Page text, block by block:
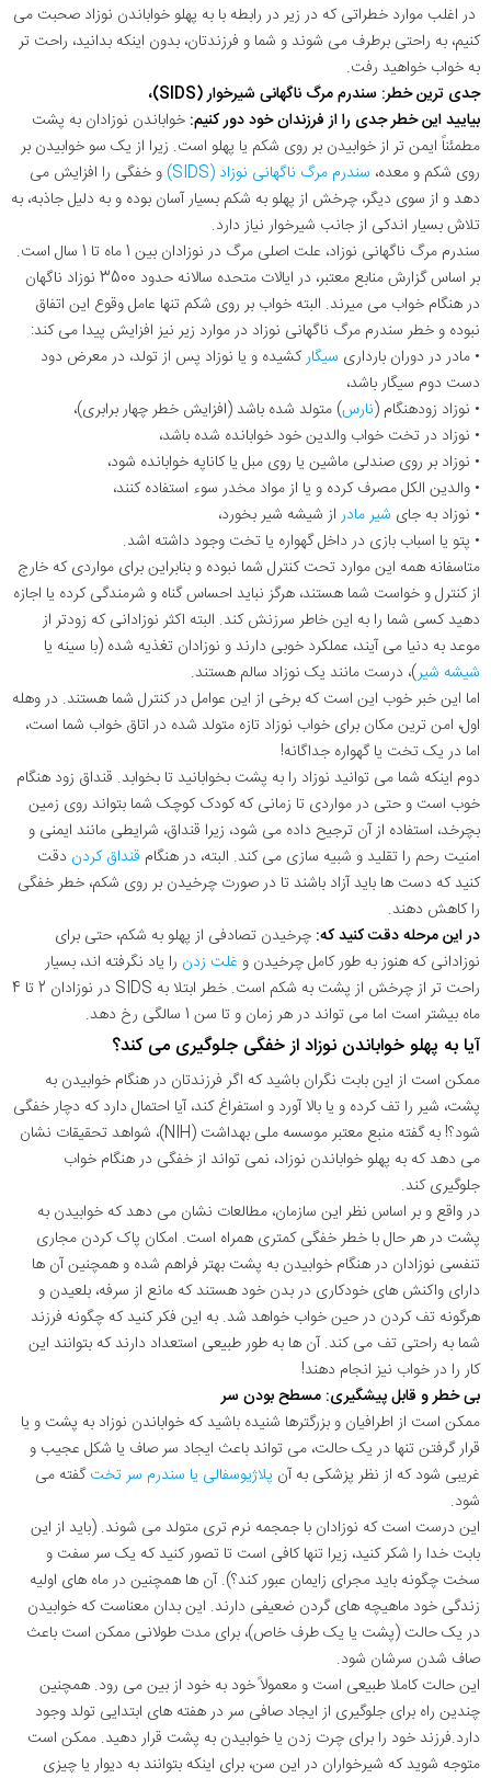
در اغلب موارد خطراتی که در زیر در رابطه با به پهلو خواباندن نوزاد صحبت می
کنیم، به راحتی برطرف می شوند و شما و فرزندتان، بدون اینکه بدانید، راحت تر
به خواب خواهید رفت.
جدی ترین خطر: سندرم مرگ ناگهانی شیرخوار (SIDS)،
بیایید این خطر جدی را از فرزندان خود دور کنیم: خواباندن نوزادان به پشت
مطمئناً ایمن تر از خوابیدن بر روی شکم یا پهلو است. زیرا از یک سو خوابیدن بر
روی شکم و معده، سندرم مرگ ناگهانی نوزاد (SIDS)
و خفگی را افزایش می
دهد و از سوی دیگر، چرخش از پهلو به شکم بسیار آسان بوده و به دلیل جاذبه، به
تلاش بسیار اندکی از جانب شیرخوار نیاز دارد.
سندرم مرگ ناگهانی نوزاد، علت اصلی مرگ در نوزادان بین 1 ماه تا 1 سال است.
بر اساس گزارش منابع معتبر، در ایالات متحده سالانه حدود 3500 نوزاد ناگهان
در هنگام خواب می میرند. البته خواب بر روی شکم تنها عامل وقوع این اتفاق
نبوده و خطر سندرم مرگ ناگهانی نوزاد در موارد زیر نیز افزایش پیدا می کند:
• مادر در دوران بارداری سیگارکشیده و یا نوزاد پس از تولد، در معرض دود
دست دوم سیگار باشد،
• نوزاد زودهنگام (نارس) متولد شده باشد (افزایش خطر چهار برابری)،
• نوزاد در تخت خواب والدین خود خوابانده شده باشد،
• نوزاد بر روی صندلی ماشین یا روی مبل یا کاناپه خوابانده شود،
• والدین الکل مصرف کرده و یا از مواد مخدر سوء استفاده کنند،
• نوزاد به جای شیر مادر از شیشه شیر بخورد،
• پتو یا اسباب بازی در داخل گهواره یا تخت وجود داشته اشد.
متاسفانه همه این موارد تحت کنترل شما نبوده و بنابراین برای مواردی که خارج
از کنترل و خواست شما هستند، هرگز نباید احساس گناه و شرمندگی کرده یا اجازه
دهید کسی شما را به این خاطر سرزنش کند. البته اکثر نوزادانی که زودتر از
موعد به دنیا می آیند، عملکرد خوبی دارند و نوزادان تغذیه شده (با سینه یا
شیشه شیر)، درست مانند یک نوزاد سالم هستند.
اما این خبر خوب این است که برخی از این عوامل در کنترل شما هستند. در وهله
اول، امن ترین مکان برای خواب نوزاد تازه متولد شده در اتاق خواب شما است،
اما در یک تخت یا گهواره جداگانه!
دوم اینکه شما می توانید نوزاد را به پشت بخوابانید تا بخوابد. قنداق زود هنگام
خوب است و حتی در مواردی تا زمانی که کودک کوچک شما بتواند روی زمین
بچرخد، استفاده از آن ترجیح داده می شود، زیرا قنداق، شرایطی مانند ایمنی و
امنیت رحم را تقلید و شبیه سازی می کند. البته، در هنگام قنداق کردن دقت
کنید که دست ها باید آزاد باشند تا در صورت چرخیدن بر روی شکم، خطر خفگی
را کاهش دهند.
در این مرحله دقت کنید که: چرخیدن تصادفی از پهلو به شکم، حتی برای
نوزادانی که هنوز به طور کامل چرخیدن و غلت زدن را یاد نگرفته اند، بسیار
راحت تر از چرخش از پشت به شکم است. خطر ابتلا به SIDS در نوزادان 2 تا 4
ماه بیشتر است اما می تواند در هر زمان و تا سن 1 سالگی رخ دهد.
آیا به پهلو خواباندن نوزاد از خفگی جلوگیری می کند؟
ممکن است از این بابت نگران باشید که اگر فرزندتان در هنگام خوابیدن به
پشت، شیر را تف کرده و یا بالا آورد و استفراغ کند، آیا احتمال دارد که دچار خفگی
شود؟! به گفته منبع معتبر موسسه ملی بهداشت (NIH)، شواهد تحقیقات نشان
می دهد که به پهلو خواباندن نوزاد، نمی تواند از خفگی در هنگام خواب
جلوگیری کند.
در واقع و بر اساس نظر این سازمان، مطالعات نشان می دهد که خوابیدن به
پشت در هر حال با خطر خفگی کمتری همراه است. امکان پاک کردن مجاری
تنفسی نوزادان در هنگام خوابیدن به پشت بهتر فراهم شده و همچنین آن ها
دارای واکنش های خودکاری در بدن خود هستند که مانع از سرفه، بلعیدن و
هرگونه تف کردن در حین خواب خواهد شد. به این فکر کنید که چگونه فرزند
شما به راحتی تف می کند. آن ها به طور طبیعی استعداد دارند که بتوانند این
کار را در خواب نیز انجام دهند!
بی خطر و قابل پیشگیری: مسطح بودن سر
ممکن است از اطرافیان و بزرگترها شنیده باشید که خواباندن نوزاد به پشت و یا
قرار گرفتن تنها در یک حالت، می تواند باعث ایجاد سر صاف یا شکل عجیب و
غریبی شود که از نظر پزشکی به آن پلاژیوسفالی یا سندرم سر تختگفته می
شود.
این درست است که نوزادان با جمجمه نرم تری متولد می شوند. (باید از این
بابت خدا را شکر کنید، زیرا تنها کافی است تا تصور کنید که یک سر سفت و
سخت چگونه باید مجرای زایمان عبور کند؟). آن ها همچنین در ماه های اولیه
زندگی خود ماهیچه های گردن ضعیفی دارند. این بدان معناست که خوابیدن
در یک حالت (پشت یا یک طرف خاص)، برای مدت طولانی ممکن است باعث
صاف شدن سرشان شود.
این حالت کاملا طبیعی است و معمولاً خود به خود از بین می رود. همچنین
چندین راه برای جلوگیری از ایجاد صافی سر در هفته های ابتدایی تولد وجود
دارد.فرزند خود را برای چرت زدن یا خوابیدن به پشت قرار دهید. ممکن است
متوجه شوید که شیرخواران در این سن، برای اینکه بتوانند به دیوار یا چیزی